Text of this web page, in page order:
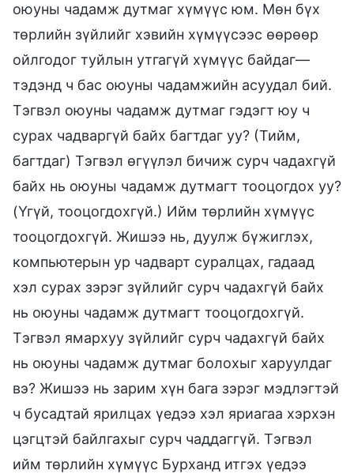
оюуны чадамж дутмаг хүмүүс юм. Мөн бүх
төрлийн зүйлийг хэвийн хүмүүсээс өөрөөр
ойлгодог туйлын утгагүй хүмүүс байдаг—
тэдэнд ч бас оюуны чадамжийн асуудал бий.
Тэгвэл оюуны чадамж дутмаг гэдэгт юу ч
сурах чадваргүй байх багтдаг уу? (Тийм,
багтдаг) Тэгвэл өгүүлэл бичиж сурч чадахгүй
байх нь оюуны чадамж дутмагт тооцогдох уу?
(Үгүй, тооцогдохгүй.) Ийм төрлийн хүмүүс
тооцогдохгүй. Жишээ нь, дуулж бүжиглэх,
компьютерын ур чадварт суралцах, гадаад
хэл сурах зэрэг зүйлийг сурч чадахгүй байх
нь оюуны чадамж дутмагт тооцогдохгүй.
Тэгвэл ямархуу зүйлийг сурч чадахгүй байх
нь оюуны чадамж дутмаг болохыг харуулдаг
вэ? Жишээ нь зарим хүн бага зэрэг мэдлэгтэй
ч бусадтай ярилцах үедээ хэл яриагаа хэрхэн
цэгцтэй байлгахыг сурч чаддаггүй. Тэгвэл
ийм төрлийн хүмүүс Бурханд итгэх үедээ